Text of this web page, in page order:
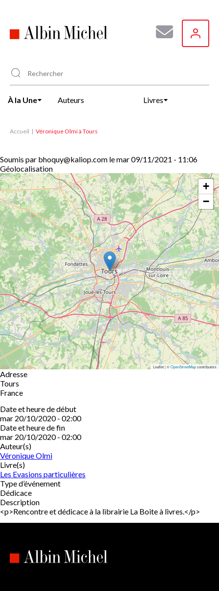
principal
À la Une Auteurs Livres
Accueil Véronique Olmi à Tours
Soumis par bhoquy@kaliop.com lemar 09/11/2021 - 11:06
Géolocalisation
+
−
Leaflet | ©OpenStreetMapcontributors
Adresse
Tours
France
Date et heure de début
mar 20/10/2020 - 02:00
Date et heure de fin
mar 20/10/2020 - 02:00
Auteur(s)
Véronique Olmi
Livre(s)
Les Evasions particulières
Type d’événement
Dédicace
Description
<p>Rencontre et dédicace à la librairie La Boite à livres.</p>